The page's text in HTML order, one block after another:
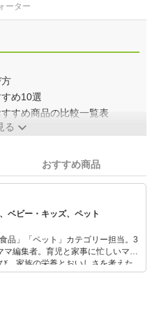
ーター
め10選
すめ商品の比較一覧表
る
おすすめ商品
ベビー・キッズ、ペット
品」「ペット」カテゴリー担当。3
マ編集者。育児と家事に忙しいママ
、家族の栄養とおいしさを考えた
ックスタイムを楽しむためのスイ